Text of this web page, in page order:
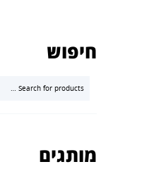
חיפוש
מותגים